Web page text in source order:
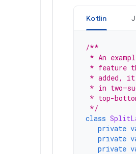
Kotlin
/**
* An
* feature
* added, it
* in
* top-
*/
class
private
private
private